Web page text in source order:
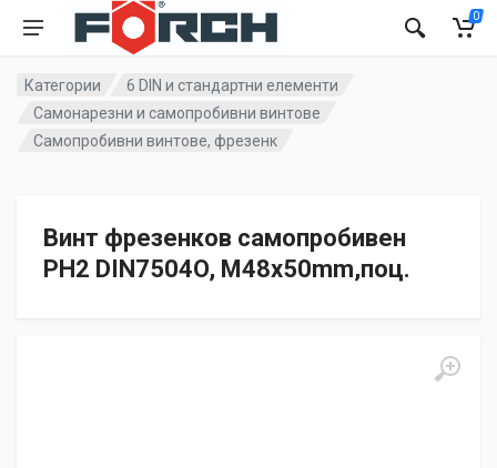
0
Категории
6 DIN и стандартни елементи
Самонарезни и самопробивни винтове
Самопробивни винтове, фрезенк
Винт фрезенков самопробивен
PH2 DIN7504O, M48x50mm,поц.